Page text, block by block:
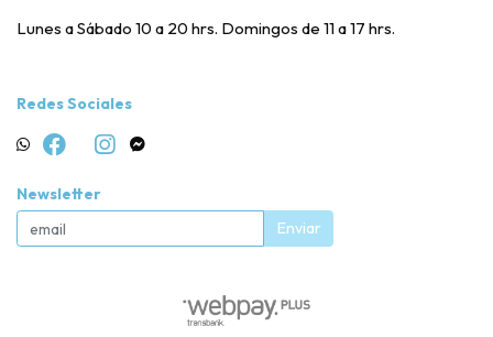
Lunes a Sábado 10 a 20 hrs. Domingos de 11 a 17 hrs.
Redes Sociales
Newsletter
Enviar